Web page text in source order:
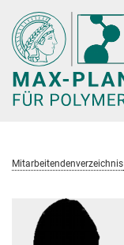
Hauptinhalt
Mitarbeitendenverzeichnis